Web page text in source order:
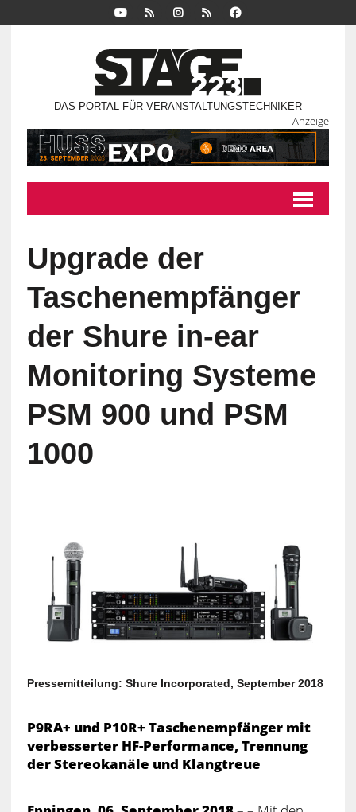
DAS PORTAL FÜR VERANSTALTUNGSTECHNIKER
Anzeige
Upgrade der
Taschenempfänger
der Shure in-ear
Monitoring Systeme
PSM 900 und PSM
1000
Pressemitteilung: Shure Incorporated, September 2018
P9RA+ und P10R+ Taschenempfänger mit
verbesserter HF-Performance, Trennung
der Stereokanäle und Klangtreue